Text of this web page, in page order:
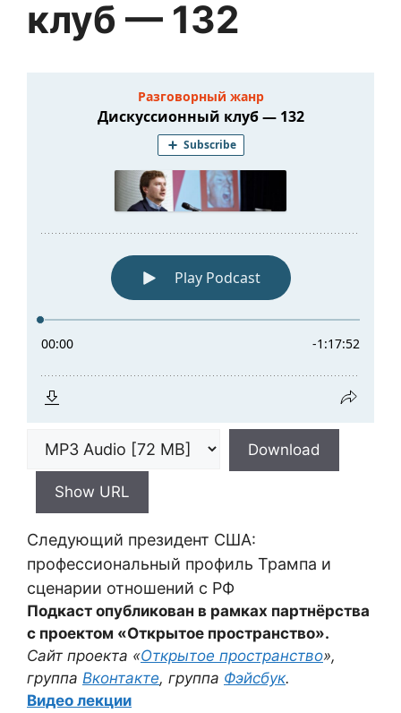
клуб — 132
Download
Show URL
Следующий президент США:
профессиональный профиль Трампа и
сценарии отношений с РФ
Подкаст опубликован в рамках партнёрства
с проектом «Открытое пространство».
Сайт проекта «Открытое пространство»,
группа Вконтакте, группа Фэйсбук.
Видео лекции